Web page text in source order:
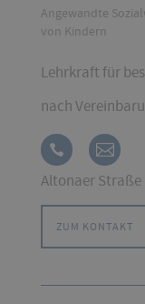
Angewandte
von Kindern
Lehrkraft für
nach
Altonaer Straße
ZUM KONTAKT